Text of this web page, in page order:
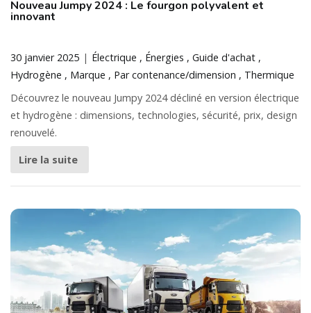
Nouveau Jumpy 2024 : Le fourgon polyvalent et
innovant
30 janvier 2025 Électrique Énergies
Guide d'achat
Hydrogène
Marque Par contenance/dimension
Thermique
Découvrez le nouveau Jumpy 2024 décliné en version électrique
et hydrogène : dimensions, technologies, sécurité, prix, design
renouvelé.
Lire la suite